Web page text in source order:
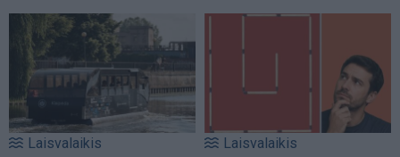
Laisvalaikis Laisvalaikis